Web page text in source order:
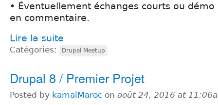
• Éventuellement échanges courts ou
en commentaire.
Lire la suite
Catégories: Drupal Meetup
Drupal 8 / Premier Projet
Posted by kamalMaroc on août 24, 2016 at